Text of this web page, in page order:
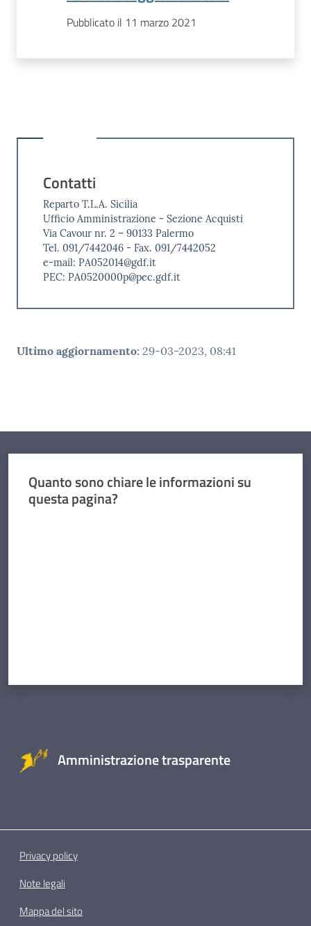
Pubblicato il 11 marzo 2021
Contatti
Reparto T.L.A. Sicilia
Ufficio Amministrazione - Sezione Acquisti
Via Cavour nr. 2 – 90133 Palermo
Tel. 091/7442046 - Fax. 091/7442052
e-mail: PA052014@gdf.it
PEC: PA0520000p@pec.gdf.it
Ultimo aggiornamento: 29-03-2023, 08:41
Quanto sono chiare le informazioni su
questa pagina?
Amministrazione trasparente
Privacy policy
Note legali
Mappa del sito